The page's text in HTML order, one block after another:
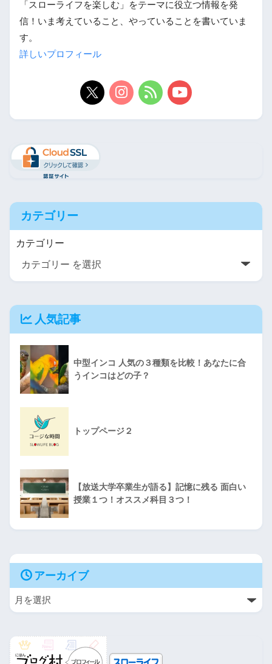
「スローライフを楽しむ」をテーマに役立つ情報を発
信！いま考えていること、やっていることを書いていま
す。
詳しいプロフィール
カテゴリー
カテゴリー
人気記事
中型インコ 人気の３種類を比較！あなたに合
うインコはどの子？
トップページ２
【放送大学卒業生が語る】記憶に残る 面白い
授業１つ！オススメ科目３つ！
アーカイブ